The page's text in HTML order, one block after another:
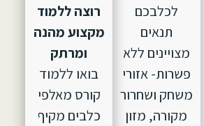
לכלבכם
תנאים
מצויינים ללא
פשרות- אזורי
משחק ושחרור
מקורה, מזון
רוצה ללמוד
מקצוע מהנה
ומרתק
בואו ללמוד
קורס מאלפי
כלבים מקיף